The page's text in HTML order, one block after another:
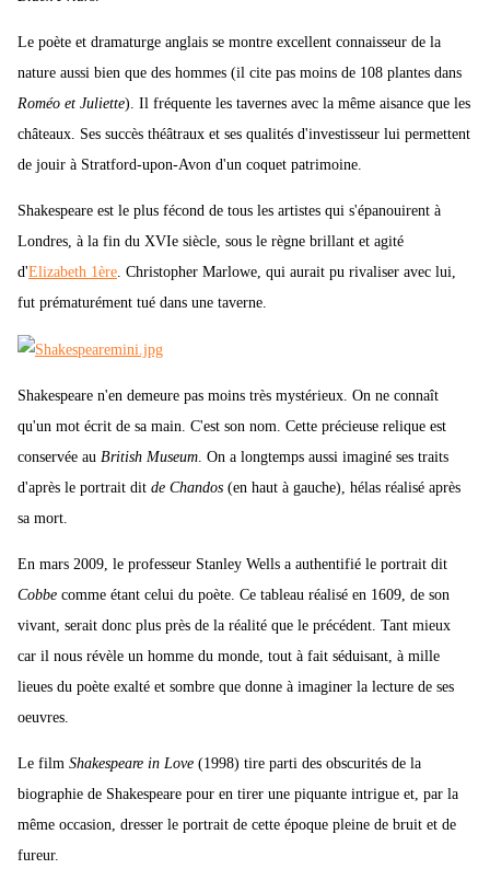
Le poète et dramaturge anglais se montre excellent connaisseur de la
nature aussi bien que des hommes (il cite pas moins de 108 plantes dans
Roméo et Juliette). Il fréquente les tavernes avec la même aisance que les
châteaux. Ses succès théâtraux et ses qualités d'investisseur lui permettent
de jouir à Stratford-upon-Avon d'un coquet patrimoine.
Shakespeare est le plus fécond de tous les artistes qui s'épanouirent à
Londres, à la fin du XVIe siècle, sous le règne brillant et agité
d'Elizabeth 1ère. Christopher Marlowe, qui aurait pu rivaliser avec lui,
fut prématurément tué dans une taverne.
Shakespeare n'en demeure pas moins très mystérieux. On ne connaît
qu'un mot écrit de sa main. C'est son nom. Cette précieuse relique est
conservée au British Museum . On a longtemps aussi imaginé ses traits
d'après le portrait dit de Chandos (en haut à gauche), hélas réalisé après
sa mort.
En mars 2009, le professeur Stanley Wells a authentifié le portrait dit
Cobbe comme étant celui du poète. Ce tableau réalisé en 1609, de son
vivant, serait donc plus près de la réalité que le précédent. Tant mieux
car il nous révèle un homme du monde, tout à fait séduisant, à mille
lieues du poète exalté et sombre que donne à imaginer la lecture de ses
oeuvres.
Le film Shakespeare in Love (1998) tire parti des obscurités de la
biographie de Shakespeare pour en tirer une piquante intrigue et, par la
même occasion, dresser le portrait de cette époque pleine de bruit et de
fureur.